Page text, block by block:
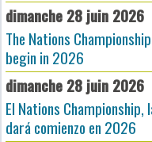
dimanche 28 juin 2026
The Nations
begin in 2026
dimanche 28 juin 2026
El Nations
dará comienzo en 2026